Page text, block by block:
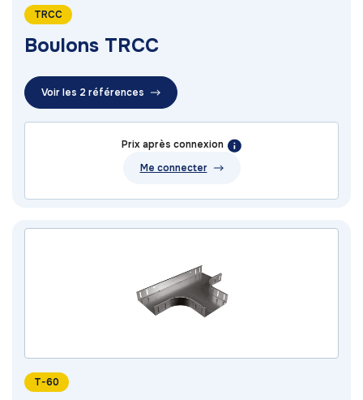
TRCC
Boulons TRCC
Voir les 2 références
Prix après connexion
Me connecter
T-60